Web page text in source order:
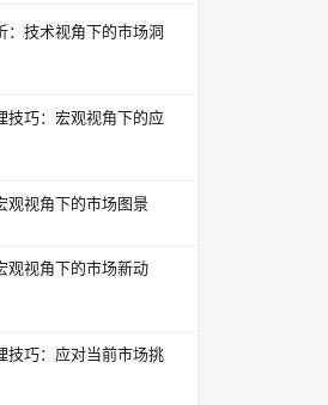
：技术视角下的市场洞
技巧：宏观视角下的应
观视角下的市场图景
观视角下的市场新动
技巧：应对当前市场挑